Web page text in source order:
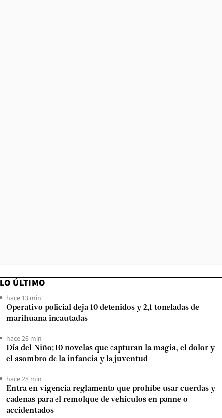
LO ÚLTIMO
hace 13 min
Operativo policial deja 10 detenidos y 2,1 toneladas de
marihuana incautadas
hace 26 min
Día del Niño: 10 novelas que capturan la magia, el dolor y
el asombro de la infancia y la juventud
hace 28 min
Entra en vigencia reglamento que prohíbe usar cuerdas y
cadenas para el remolque de vehículos en panne o
accidentados